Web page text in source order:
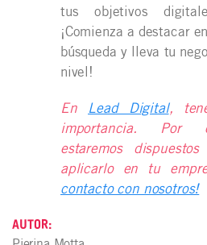
tus objetivos
¡Comienza a destacar
búsqueda y lleva tu
nivel!
En Lead Digital,
importancia. Por
estaremos
aplicarlo en tu
contacto con nosotros!
AUTOR: